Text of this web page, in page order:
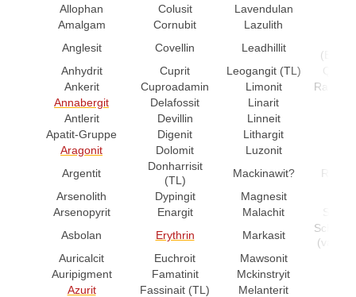
Allophan
Colusit Lavendulan
Amalgam
Cornubit Lazulith
Anglesit
Covellin Leadhillit
Anhydrit
Cuprit Leogangit (TL)
Ankerit
Cuproadamin Limonit
Annabergit
Delafossit Linarit
Antlerit
Devillin Linneit
Apatit-Gruppe
Digenit Lithargit
Aragonit
Dolomit Luzonit
Argentit
Donharrisit
(TL)
Mackinawit?
Arsenolith
Dypingit Magnesit
Arsenopyrit
Enargit Malachit
Asbolan
Erythrin Markasit
(var.
Auricalcit
Euchroit Mawsonit
Auripigment
Famatinit Mckinstryit
Azurit
Fassinait (TL) Melanterit